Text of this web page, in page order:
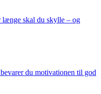
skal du skylle – og
du motivationen til god